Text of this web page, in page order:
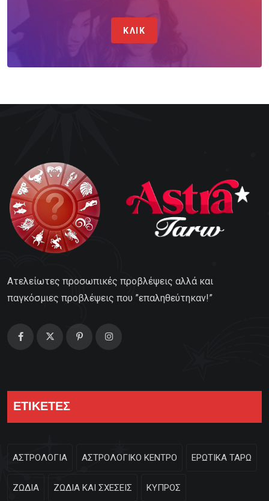
ΚΛΙΚ
Ατελείωτες προσωπικές προβλέψεις αλλά και
παγκόσμιες προβλέψεις που ”επαληθεύτηκαν!”
ΕΤΙΚΕΤΕΣ
ΑΣΤΡΟΛΟΓΙΑ ΑΣΤΡΟΛΟΓΙΚΟ ΚΕΝΤΡΟ ΕΡΩΤΙΚΑ ΤΑΡΩ
ΖΩΔΙΑ ΖΩΔΙΑ ΚΑΙ ΣΧΕΣΕΙΣ ΚΥΠΡΟΣ